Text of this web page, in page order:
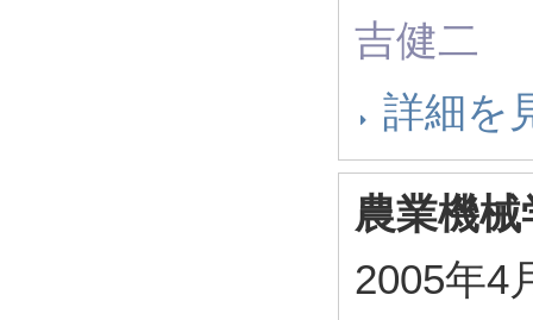
吉健二
詳細を
農業機
2005年